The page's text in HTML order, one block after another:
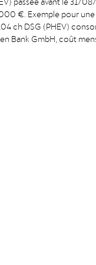
€. Exemple pour
ch DSG (PHEV)
Bank GmbH, coût